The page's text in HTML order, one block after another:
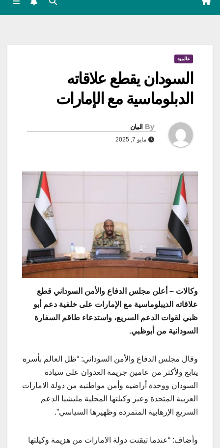
عالمية
السودان يقطع علاقاته
الدبلوماسية مع الإمارات
By البيان
مايو 7, 2025
وكالات – أعلن مجلس الدفاع والأمن السوداني قطع
علاقاته الديبلوماسية مع الإمارات على خلفية دعم أبو
ظبي لقوات الدعم السريع، واستدعاء طاقم السفارة
السودانية من أبوظبي.
وقال مجلس الدفاع والأمن السوداني: “ظل العالم بأسره
يتابع ولأكثر من عامين جريمة العدوان على سيادة
السودان ووحدة أراضيه وأمن مواطنيه من دولة الامارات
العربية المتحدة وعبر وكيلتها المحلية مليشيا الدعم
السريع الإرهابية المتمردة وظهيرها السياسي”.
وأضاف: “عندما تيقنت دولة الامارات من هزيمة وكيلتها